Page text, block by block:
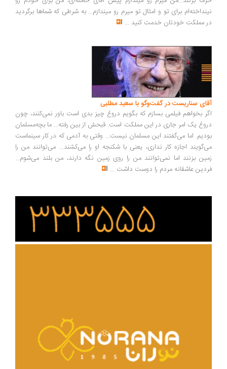
برای تو و امثال تو میرم رو میندازم... به شرطی که شماها برگردید
مملکت خودتان خدمت کنید...
سناریست در گفت‌وگو با سعید مطلبی
بخواهم فیلمی بسازم که بگویم دروغ چیز بدی است باور نمی‌کنند، چون
یک امر جاری در این مملکت است. قبحش از بین رفته... ما بچه‌مسلمان
اما می‌گفتند این مسلمان نیست... وقتی به آدمی که در کار سینماست
اجازه کار نداری، یعنی با شکنجه او را می‌کشند... می‌توانند من را
بزنند اما نمی‌توانند من را روی زمین نگه دارند، من بلند می‌شوم...
عاشقانه مردم را دوست داشت ...